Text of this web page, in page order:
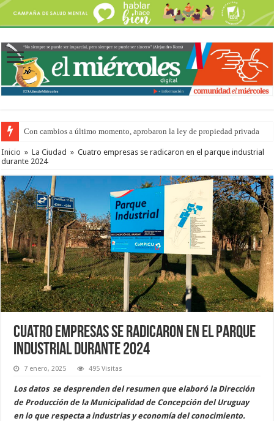
Con cambios a último momento, aprobaron la ley de propiedad privada
Inicio » La Ciudad » Cuatro empresas se radicaron en el parque industrial
durante 2024
Cuatro empresas se radicaron en el parque
industrial durante 2024
7 enero, 2025 495 Visitas
Los datos se desprenden del resumen que elaboró la Dirección
de Producción de la Municipalidad de Concepción del Uruguay
en lo que respecta a industrias y economía del conocimiento.